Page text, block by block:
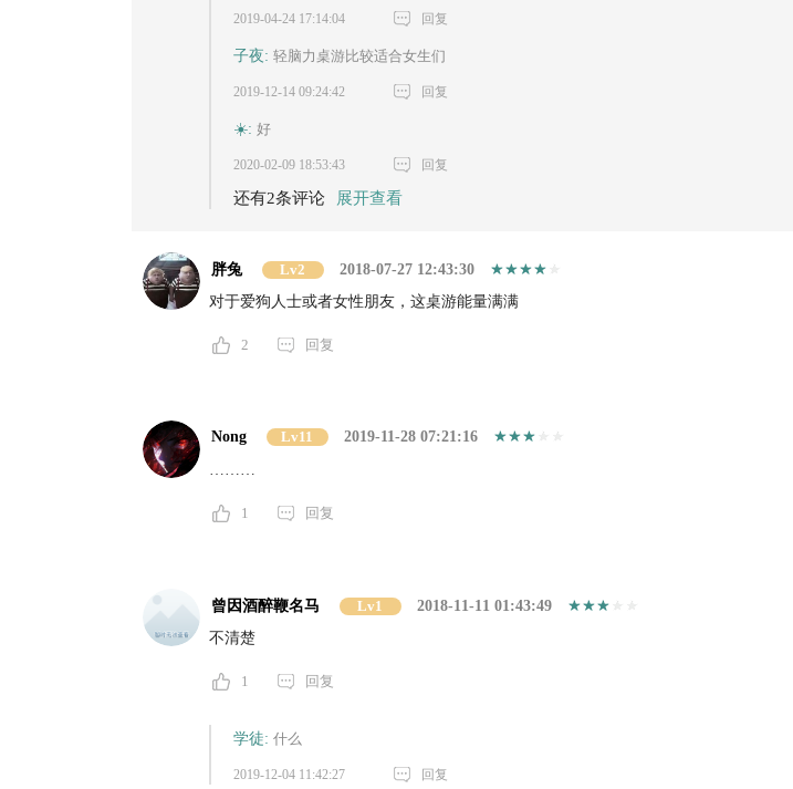
2019-04-24 17:14:04 回复
子夜: 轻脑力桌游比较适合女生们
2019-12-14 09:24:42 回复
☀️: 好
2020-02-09 18:53:43 回复
还有2条评论 展开查看
胖兔 Lv2
2018-07-27 12:43:30
对于爱狗人士或者女性朋友，这桌游能量满满
2 回复
Nong Lv11
2019-11-28 07:21:16
………
1 回复
曾因酒醉鞭名马 Lv1
2018-11-11 01:43:49
不清楚
1 回复
学徒: 什么
2019-12-04 11:42:27 回复